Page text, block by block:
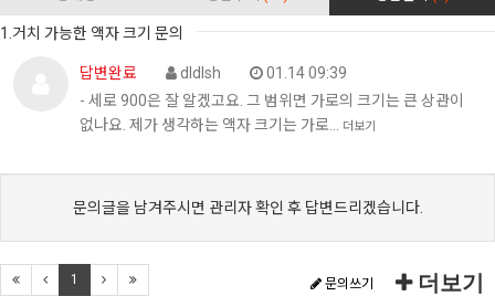
1.거치 가능한 액자 크기 문의
답변완료 dldlsh
01.14 09:39
- 세로 900은 잘 알겠고요. 그 범위면 가로의 크기는 큰 상관이
없나요. 제가 생각하는 액자 크기는 가로…
더보기
문의글을 남겨주시면 관리자 확인 후 답변드리겠습니다.
1 문의쓰기 더보기